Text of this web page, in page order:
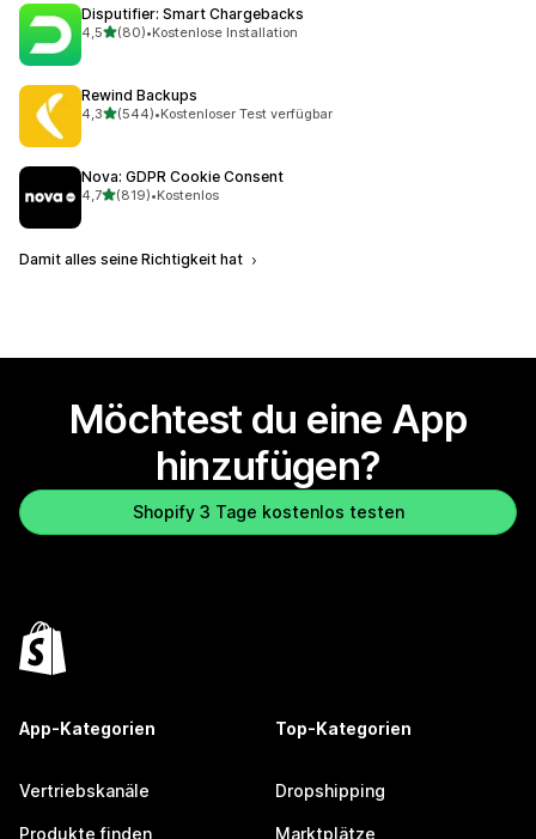
Disputifier: Smart Chargebacks
4,5von 5 Sternen
(80)
80 Rezensionen insgesamt
•Kostenlose Installation
Rewind Backups
4,3von 5 Sternen
(544)
544 Rezensionen insgesamt
•Kostenloser Test verfügbar
Nova: GDPR Cookie Consent
4,7von 5 Sternen
(819)
819 Rezensionen insgesamt
•Kostenlos
Damit alles seine Richtigkeit hat
Möchtest du eine App
hinzufügen?
Shopify 3 Tage kostenlos testen
App-Kategorien
Vertriebskanäle
Produkte finden
Top-Kategorien
Dropshipping
Marktplätze